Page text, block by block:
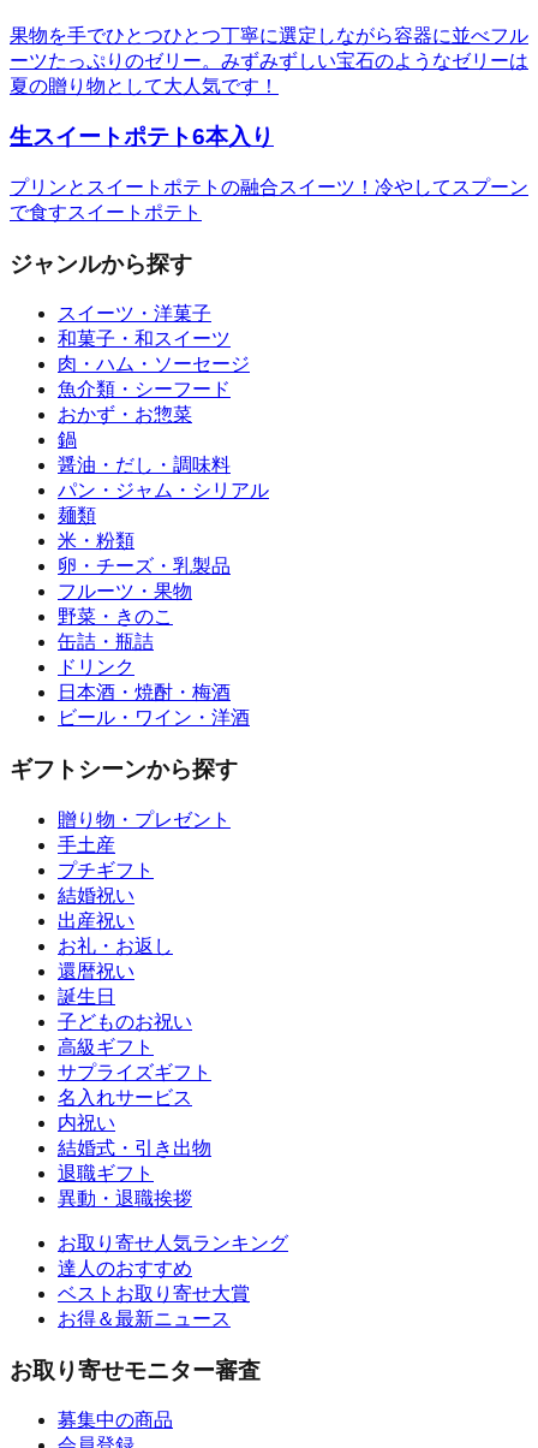
果物を手でひとつひとつ丁寧に選定しながら容器に並べフル
ーツたっぷりのゼリー。みずみずしい宝石のようなゼリーは
夏の贈り物として大人気です！
生スイートポテト6本入り
プリンとスイートポテトの融合スイーツ！冷やしてスプーン
で食すスイートポテト
ジャンルから探す
スイーツ・洋菓子
和菓子・和スイーツ
肉・ハム・ソーセージ
魚介類・シーフード
おかず・お惣菜
鍋
醤油・だし・調味料
パン・ジャム・シリアル
麺類
米・粉類
卵・チーズ・乳製品
フルーツ・果物
野菜・きのこ
缶詰・瓶詰
ドリンク
日本酒・焼酎・梅酒
ビール・ワイン・洋酒
ギフトシーンから探す
贈り物・プレゼント
手土産
プチギフト
結婚祝い
出産祝い
お礼・お返し
還暦祝い
誕生日
子どものお祝い
高級ギフト
サプライズギフト
名入れサービス
内祝い
結婚式・引き出物
退職ギフト
異動・退職挨拶
お取り寄せ人気ランキング
達人のおすすめ
ベストお取り寄せ大賞
お得＆最新ニュース
お取り寄せモニター審査
募集中の商品